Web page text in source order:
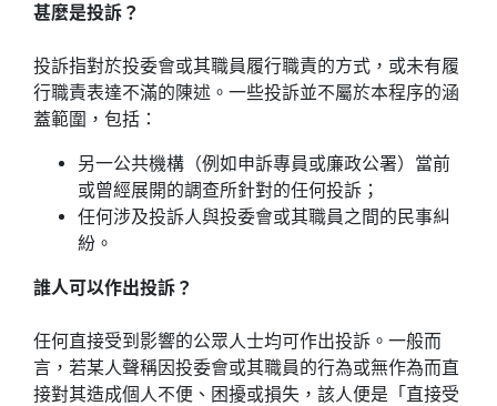
甚麼是投訴？
投訴指對於投委會或其職員履行職責的方式，或未有履
行職責表達不滿的陳述。一些投訴並不屬於本程序的涵
蓋範圍，包括：
另一公共機構（例如申訴專員或廉政公署）當前
或曾經展開的調查所針對的任何投訴；
任何涉及投訴人與投委會或其職員之間的民事糾
紛。
誰人可以作出投訴？
任何直接受到影響的公眾人士均可作出投訴。一般而
言，若某人聲稱因投委會或其職員的行為或無作為而直
接對其造成個人不便、困擾或損失，該人便是「直接受